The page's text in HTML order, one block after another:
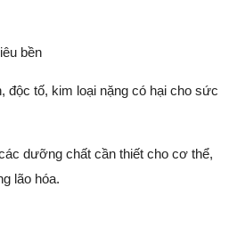
bền
độc tố, kim loại nặng có hại cho sức
dưỡng chất cần thiết cho cơ thể,
lão hóa.